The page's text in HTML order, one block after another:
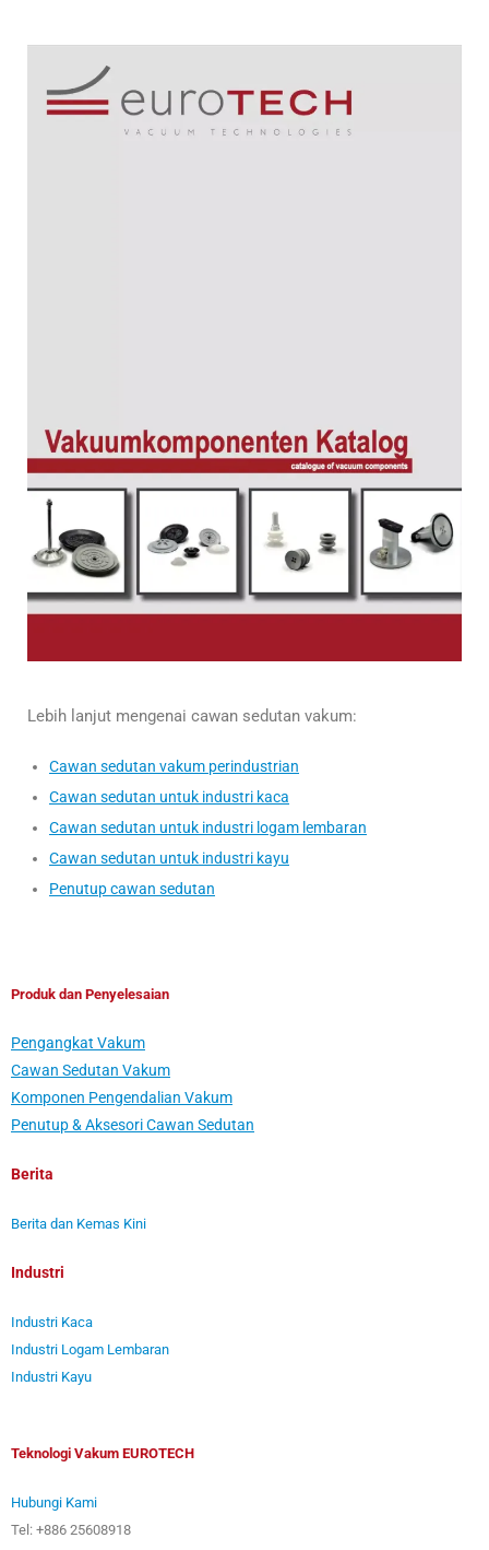
Lebih lanjut mengenai cawan sedutan vakum:
Cawan sedutan vakum perindustrian
Cawan sedutan untuk industri kaca
Cawan sedutan untuk industri logam lembaran
Cawan sedutan untuk industri kayu
Penutup cawan sedutan
Produk dan Penyelesaian
Pengangkat Vakum
Cawan Sedutan Vakum
Komponen Pengendalian Vakum
Penutup & Aksesori Cawan Sedutan
Berita
Berita dan Kemas Kini
Industri
Industri Kaca
Industri Logam Lembaran
Industri Kayu
Teknologi Vakum EUROTECH
Hubungi Kami
Tel: +886 25608918